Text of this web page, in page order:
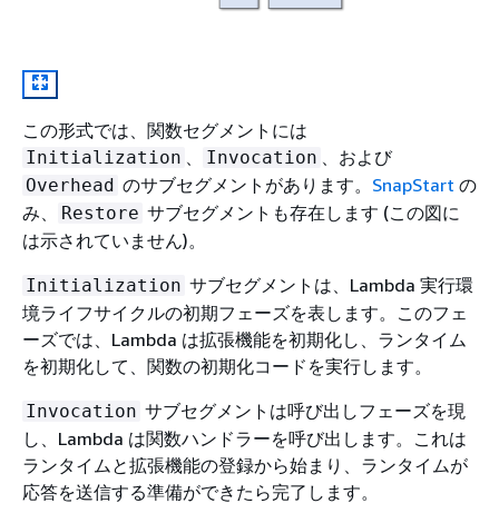
この形式では、関数セグメントには
Initialization Invocation 、および
Overhead のサブセグメントがあります。 SnapStart の
み、
Restore サブセグメントも存在します (この図に
は示されていません)。
Initialization サブセグメントは、Lambda 実行環
境ライフサイクルの初期フェーズを表します。このフェ
ーズでは、Lambda は拡張機能を初期化し、ランタイム
を初期化して、関数の初期化コードを実行します。
Invocation サブセグメントは呼び出しフェーズを現
し、Lambda は関数ハンドラーを呼び出します。これは
ランタイムと拡張機能の登録から始まり、ランタイムが
応答を送信する準備ができたら完了します。